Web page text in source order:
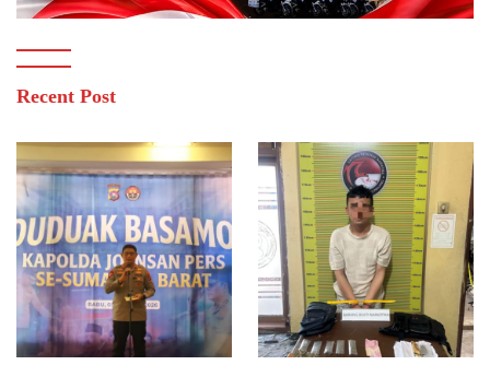
Recent Post